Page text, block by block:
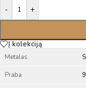
- +
Alternative:
Į kolekciją
Metalas
Praba